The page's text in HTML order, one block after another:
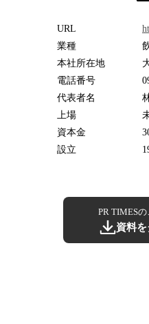
URL
業種
本社所在地
電話番号
代表者名
上場
資本金
設立
PR TIMES
資料